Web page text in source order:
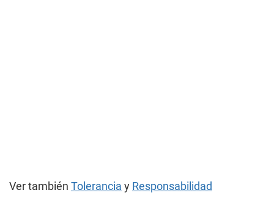
Ver también Tolerancia y Responsabilidad